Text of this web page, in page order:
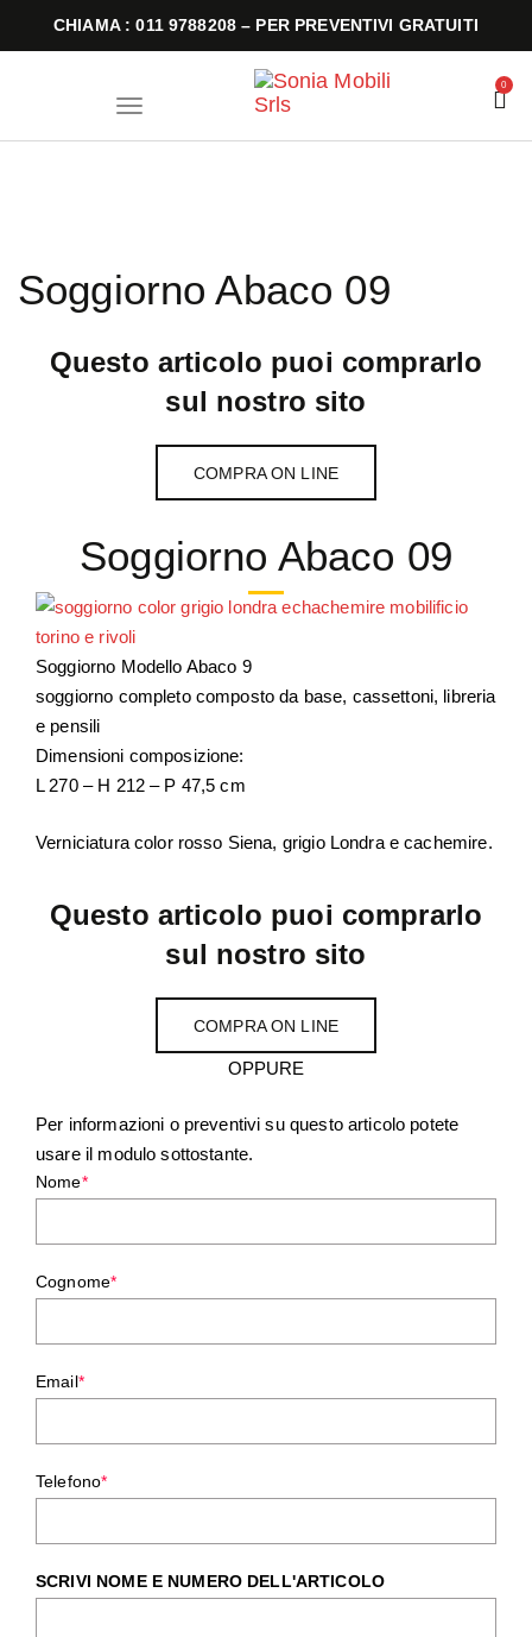
CHIAMA : 011 9788208 – PER PREVENTIVI GRATUITI
T
g
g
a
o
n
0
Soggiorno Abaco 09
Questo articolo puoi comprarlo
sul nostro sito
COMPRA ON LINE
Soggiorno Abaco 09
Soggiorno Modello Abaco 9
soggiorno completo composto da base, cassettoni, libreria
e pensili
Dimensioni composizione:
L 270 – H 212 – P 47,5 cm
Verniciatura color rosso Siena, grigio Londra e cachemire.
Questo articolo puoi comprarlo
sul nostro sito
COMPRA ON LINE
OPPURE
Per informazioni o preventivi su questo articolo potete
usare il modulo sottostante.
Nome*
Cognome*
Email*
Telefono*
SCRIVI NOME E NUMERO DELL'ARTICOLO